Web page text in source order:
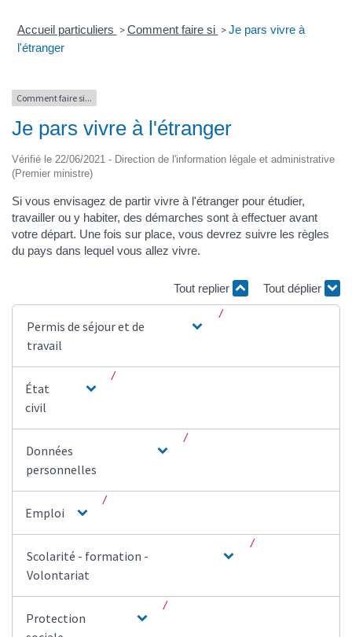
Accueil particuliers > Comment faire si > Je pars vivre à
l'étranger
Comment faire si...
Je pars vivre à l'étranger
Vérifié le 22/06/2021 - Direction de l'information légale et administrative
(Premier ministre)
Si vous envisagez de partir vivre à l'étranger pour étudier,
travailler ou y habiter, des démarches sont à effectuer avant
votre départ. Une fois sur place, vous devrez suivre les règles
du pays dans lequel vous allez vivre.
Tout replier Tout déplier
Permis de séjour et de
travail
État
civil
Données
personnelles
Emploi
Scolarité - formation -
Volontariat
Protection